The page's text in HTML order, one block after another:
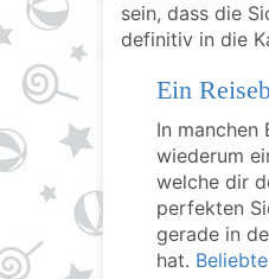
sein, dass die
definitiv in die
Ein
In manchen
wiederum
welche dir
perfekten
gerade in
hat.